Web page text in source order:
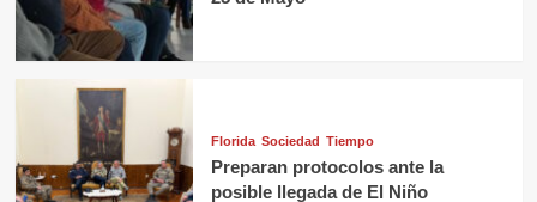
Florida Sociedad Tiempo
Preparan protocolos ante la
posible llegada de El Niño